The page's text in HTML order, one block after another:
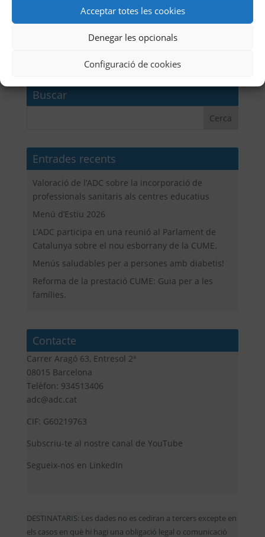
Acceptar totes les cookies
Denegar les opcionals
Configuració de cookies
Lleida: Servei
d’endocrinologia
Igualada: trobada de
persones amb diabetis
Buscar
Entrades recents
Valoració de l’ADC sobre la incorporació de
professionals sanitaris als centres educatius
Menú d’Estiu 2026
L’ADC participa en una reunió al Parlament de
Catalunya sobre el nou esborrany de la CUME.
Menús saludables per a persones amb diabetis!
Reforma de la prestació CUME: Guia per a les
famílies.
Contacte
Carrer Aragó 63, Entresol 2ª
08015 Barcelona
Telèfon: 934513406
adc@adc.cat
CIF: G60219763
Subscriu-te al nostre canal de YouTube
Segueix-nos en LinkedIn
DESTINATARIS: Les dades no es cediran a tercers excepte en
els casos en què hi hagi una obligació legal o comunicació